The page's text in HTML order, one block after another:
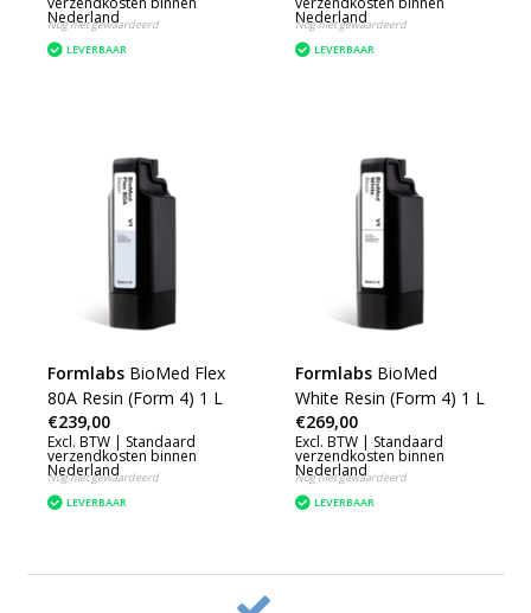
Nederland
Nog niet gewaardeerd
LEVERBAAR
Nederland
Nog niet gewaardeerd
LEVERBAAR
Formlabs BioMed Flex
80A Resin (Form 4) 1 L
€239,00
Excl. BTW | Standaard
verzendkosten binnen
Nederland
Nog niet gewaardeerd
LEVERBAAR
Formlabs BioMed
White Resin (Form 4) 1 L
€269,00
Excl. BTW | Standaard
verzendkosten binnen
Nederland
Nog niet gewaardeerd
LEVERBAAR